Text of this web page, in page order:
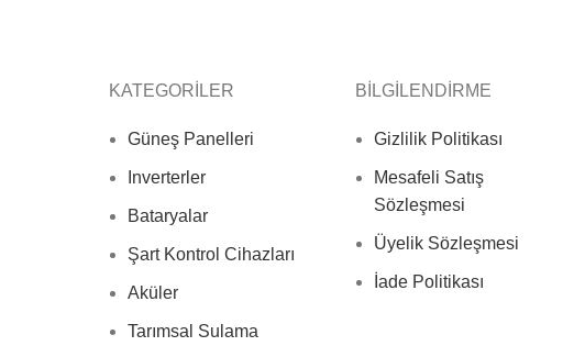
KATEGORİLER
Güneş Panelleri
Inverterler
Bataryalar
Şart Kontrol Cihazları
Aküler
Tarımsal Sulama
BİLGİLENDİRME
Gizlilik Politikası
Mesafeli Satış
Sözleşmesi
Üyelik Sözleşmesi
İade Politikası